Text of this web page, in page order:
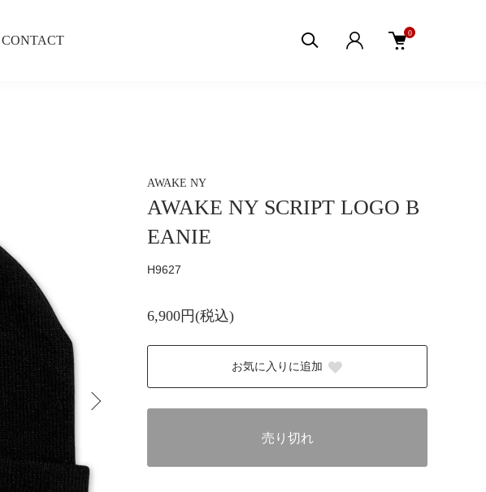
CONTACT
0
AWAKE NY
AWAKE NY SCRIPT LOGO B
EANIE
H9627
6,900円(税込)
お気に入りに追加
売り切れ